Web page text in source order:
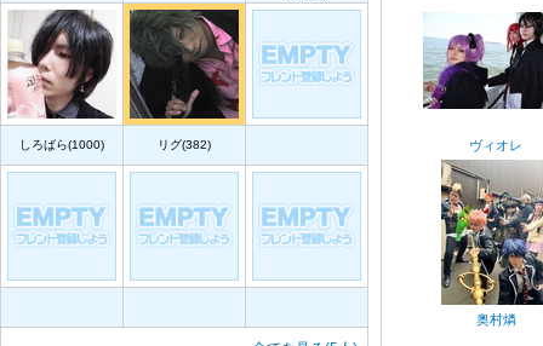
しろばら(1000) リグ(382) ヴィオレ
奥村燐